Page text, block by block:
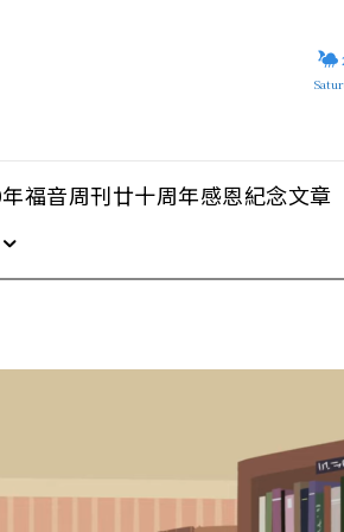
福音周刊廿十周年感恩紀念文章